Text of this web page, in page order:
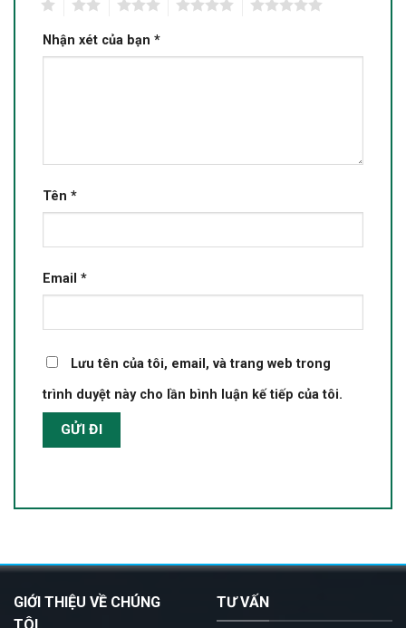
Nhận xét của bạn *
Tên *
Email *
Lưu tên của tôi, email, và trang web trong
trình duyệt này cho lần bình luận kế tiếp của tôi.
GIỚI THIỆU VỀ CHÚNG
TƯ VẤN